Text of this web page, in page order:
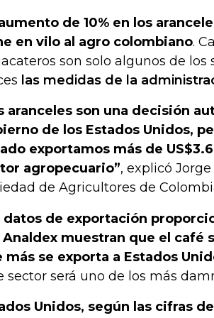
de 10% en los
en vilo al agro colombiano.
son solo algunos de
las medidas de la
aranceles son una decisión
de los Estados Unidos,
exportamos más de
agropecuario”, explicó
de Agricultores de
datos de exportación
muestran que el café
más se exporta a Estados
sector será uno de los más
Unidos, según las cifras